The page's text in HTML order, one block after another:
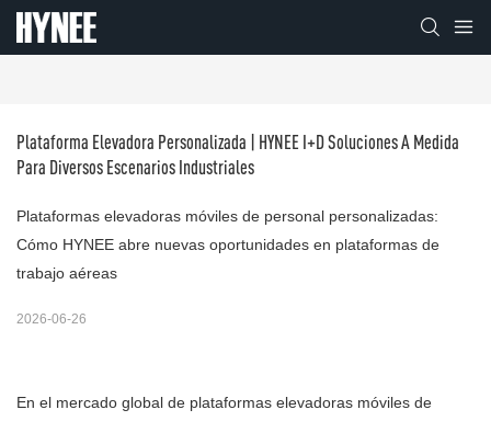
Plataforma Elevadora Personalizada | HYNEE I+D Soluciones A Medida
Para Diversos Escenarios Industriales
Plataformas elevadoras móviles de personal personalizadas:
Cómo HYNEE abre nuevas oportunidades en plataformas de
trabajo aéreas
2026-06-26
En el mercado global de plataformas elevadoras móviles de